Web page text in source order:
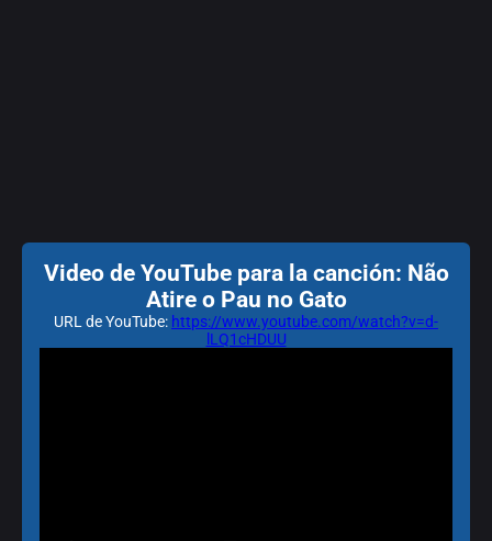
Video de YouTube para la canción: Não
Atire o Pau no Gato
URL de YouTube: https://www.youtube.com/watch?v=d-
lLQ1cHDUU